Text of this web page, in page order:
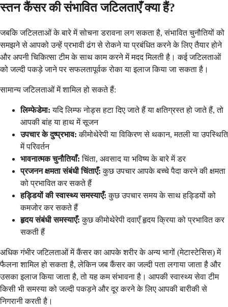
स्तन कैंसर की संभावित जटिलताएँ क्या हैं?
जबकि जटिलताओं के बारे में सोचना डरावना लग सकता है, संभावित चुनौतियों को
समझने से आपको उन्हें प्रभावी ढंग से रोकने या प्रबंधित करने के लिए तैयार होने
और अपनी चिकित्सा टीम के साथ काम करने में मदद मिलती है। कई जटिलताओं
को जल्दी पकड़े जाने पर सफलतापूर्वक रोका या इलाज किया जा सकता है।
सामान्य जटिलताओं में शामिल हो सकते हैं:
लिम्फेडेमा: यदि लिम्फ नोड्स हटा दिए जाते हैं या क्षतिग्रस्त हो जाते हैं, तो
आपकी बांह या हाथ में सूजन
उपचार के दुष्प्रभाव: कीमोथेरेपी या विकिरण से थकान, मतली या उपस्थिति
में परिवर्तन
भावनात्मक चुनौतियाँ: चिंता, अवसाद या भविष्य के बारे में डर
प्रजनन क्षमता संबंधी चिंताएँ: कुछ उपचार आपके बच्चे पैदा करने की क्षमता
को प्रभावित कर सकते हैं
हड्डियों की स्वास्थ्य समस्याएँ: कुछ उपचार समय के साथ हड्डियों को
कमजोर कर सकते हैं
हृदय संबंधी समस्याएँ: कुछ कीमोथेरेपी दवाएँ हृदय क्रिया को प्रभावित कर
सकती हैं
अधिक गंभीर जटिलताओं में कैंसर का आपके शरीर के अन्य भागों (मेटास्टेसिस) में
फैलना शामिल हो सकता है, लेकिन जब कैंसर का जल्दी पता लगाया जाता है और
उसका इलाज किया जाता है, तो यह कम संभावना है। आपकी स्वास्थ्य सेवा टीम
किसी भी समस्या को जल्दी पकड़ने और दूर करने के लिए आपकी बारीकी से
निगरानी करती है।